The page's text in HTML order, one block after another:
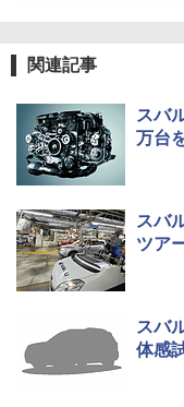
関連記事
スバ
万台
スバ
ツア
スバ
体感